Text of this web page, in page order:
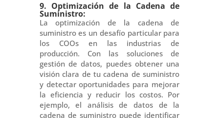
9. Optimización de la Cadena de
Suministro:
La optimización de la cadena de
suministro es un desafío particular para
los COOs en las industrias de
producción. Con las soluciones de
gestión de datos, puedes obtener una
visión clara de tu cadena de suministro
y detectar oportunidades para mejorar
la eficiencia y reducir los costos. Por
ejemplo, el análisis de datos de la
cadena de suministro puede identificar